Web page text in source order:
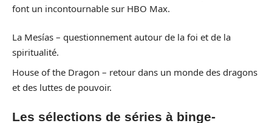
font un incontournable sur HBO Max.
La Mesías – questionnement autour de la foi et de la
spiritualité.
House of the Dragon – retour dans un monde des dragons
et des luttes de pouvoir.
Les sélections de séries à binge-